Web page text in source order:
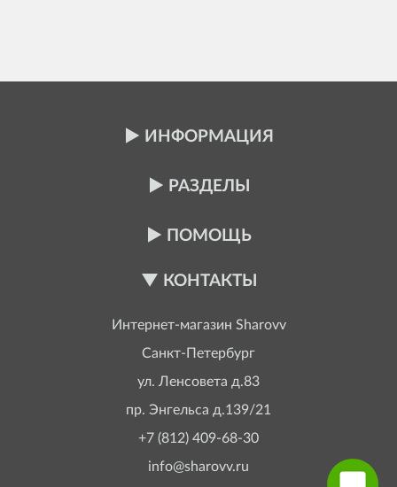
ИНФОРМАЦИЯ
РАЗДЕЛЫ
ПОМОЩЬ
КОНТАКТЫ
Интернет-магазин Sharovv
Санкт-Петербург
ул. Ленсовета д.83
пр. Энгельса д.139/21
+7 (812) 409-68-30
info@sharovv.ru